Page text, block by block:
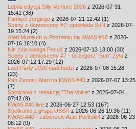
Letnia edycja Silly Venture 2026 z 2026-07-31
15:41 (36)
Pamięci Jurgiego z 2026-07-21 12:42 (1)
Sceny z demosceny #7: opowiada SuN z 2026-07-
19 15:24 (2)
Atari Muzeum w Poznaniu na KWAS #40 z 2026-
07-16 16:10 (4)
Nie żyje kolega Pecuś z 2026-07-13 18:00 (30)
Sceny z demosceny #7 - Grzegorz "Sun" Żyła z
2026-07-12 17:29 (12)
Lost Party 2026 nadchodzi z 2026-07-08 15:28
(23)
Pan Zenon i Atari na KWAS #40 z 2026-07-07 13:25
(7)
Spotkanie z redakcją "The Voice" z 2026-07-04
07:42 (9)
KWAS #40 live z 2026-06-27 12:53 (167)
Spotkanie z grupą USSR z 2026-06-26 19:36 (11)
KWAS #40 - zabierzcie Atari Portfolio! z 2026-06-23
08:12 (0)